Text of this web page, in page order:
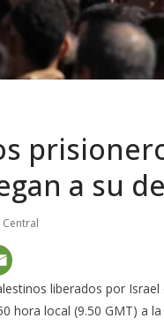
a su
Central
liberados por
hora local (9.50 GMT) a